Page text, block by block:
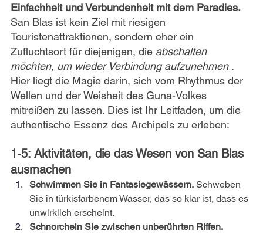
Einfachheit und Verbundenheit mit dem Paradies.
San Blas ist kein Ziel mit riesigen
Touristenattraktionen, sondern eher ein
Zufluchtsort für diejenigen, die abschalten
möchten, um wieder Verbindung aufzunehmen .
Hier liegt die Magie darin, sich vom Rhythmus der
Wellen und der Weisheit des Guna-Volkes
mitreißen zu lassen. Dies ist Ihr Leitfaden, um die
authentische Essenz des Archipels zu erleben:
1-5: Aktivitäten, die das Wesen von San Blas
ausmachen
Schwimmen Sie in Fantasiegewässern. Schweben
Sie in türkisfarbenem Wasser, das so klar ist, dass es
unwirklich erscheint.
Schnorcheln Sie zwischen unberührten Riffen.